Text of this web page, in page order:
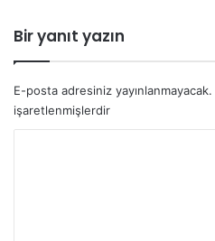
Bir yanıt yazın
E-posta adresiniz yayınlanmayacak.
işaretlenmişlerdir